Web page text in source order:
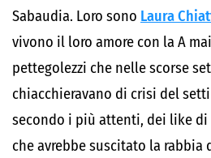
Sabaudia. Loro sono Laura
vivono il loro amore con la A
pettegolezzi che nelle scorse
chiacchieravano di crisi del
secondo i più attenti, dei like
che avrebbe suscitato la rabbia